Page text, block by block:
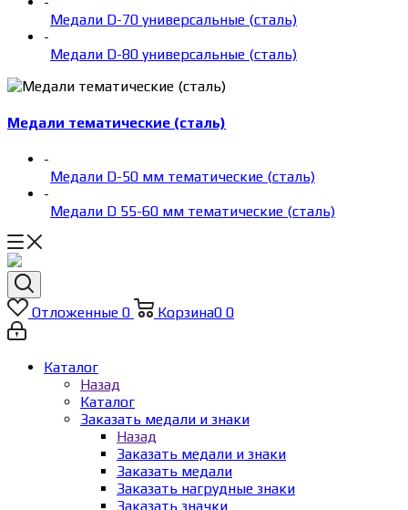
Медали D-70 универсальные (сталь)
-
Медали D-80 универсальные (сталь)
Медали тематические (сталь)
-
Медали D-50 мм тематические (сталь)
-
Медали D 55-60 мм тематические (сталь)
Отложенные 0 Корзина0 0
Каталог
Назад
Каталог
Заказать медали и знаки
Назад
Заказать медали и знаки
Заказать медали
Заказать нагрудные знаки
Заказать значки